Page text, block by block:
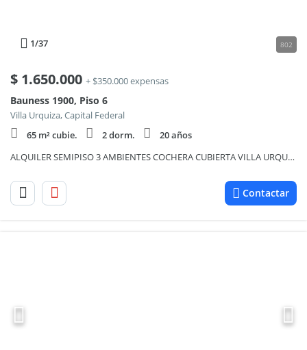
1/37 802
$ 1.650.000 + $350.000 expensas
Bauness 1900, Piso 6
Villa Urquiza, Capital Federal
65 m² cubie.
2 dorm.
20 años
ALQUILER SEMIPISO 3 AMBIENTES COCHERA CUBIERTA VILLA URQUIZA
Contactar